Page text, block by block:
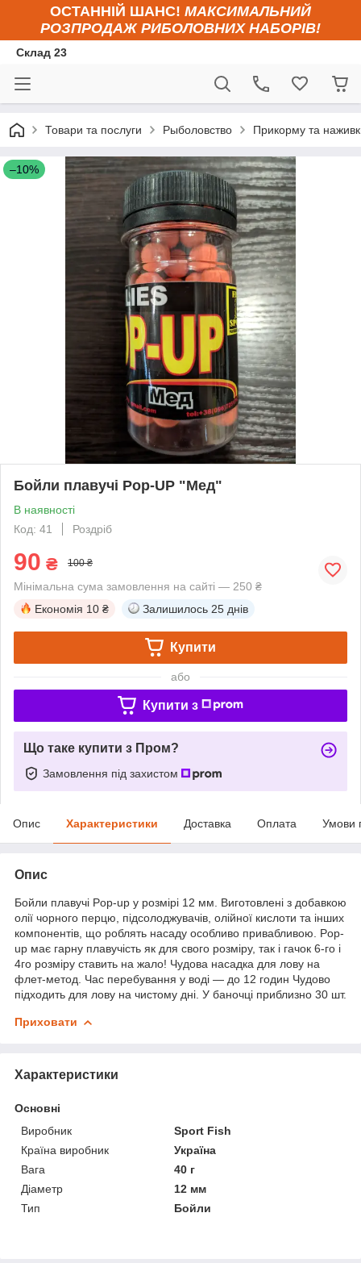
ОСТАННІЙ ШАНС! МАКСИМАЛЬНИЙ
РОЗПРОДАЖ РИБОЛОВНИХ НАБОРІВ!
Склад 23
Товари та послуги Рыболовство Прикорму та
–10%
Бойли плавучі Pop-UP "Мед"
В наявності
Код: 41
Роздріб
90 ₴ 100 ₴
Мінімальна сума замовлення на сайті — 250 ₴
Економія 10 ₴ Залишилось 25 днів
Купити
або
Купити з
Що таке купити з Пром?
Замовлення під захистом
Опис Характеристики Доставка Оплата Умови
Опис
Бойли плавучі Pop-up у розмірі 12 мм. Виготовлені з добавкою
олії чорного перцю, підсолоджувачів, олійної кислоти та інших
компонентів, що роблять насаду особливо привабливою. Pop-
up має гарну плавучість як для свого розміру, так і гачок 6-го і
4го розміру ставить на жало! Чудова насадка для лову на
флет-метод. Час перебування у воді — до 12 годин Чудово
підходить для лову на чистому дні. У баночці приблизно 30 шт.
Приховати
Характеристики
Основні
Виробник
Sport Fish
Країна виробник
Україна
Вага
40 г
Діаметр
12 мм
Тип
Бойли